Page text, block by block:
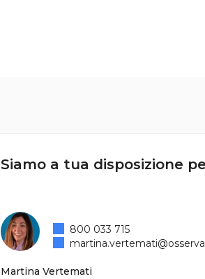
Siamo a tua disposizione
Martina Vertemati
800 033 715